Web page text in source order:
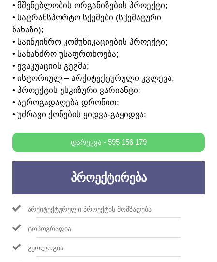
• ᲛᲨᲔᲜᲔᲑᲚᲝᲑᲘᲡ ᲝᲠᲒᲐᲜᲘᲖᲔᲑᲘᲡ ᲞᲠᲝᲔᲥᲢᲘ;
• ᲡᲐᲢᲠᲐᲜᲡᲞᲝᲠᲢᲝ ᲡᲥᲔᲛᲔᲑᲘ (ᲡᲥᲔᲛᲐᲢᲣᲠᲘ
ᲜᲐᲮᲐᲖᲘ);
• ᲡᲐᲘᲜᲟᲘᲜᲠᲝ ᲙᲝᲛᲣᲜᲘᲙᲐᲪᲘᲔᲑᲘᲡ ᲞᲠᲝᲔᲥᲢᲘ;
• ᲡᲐᲮᲐᲜᲫᲠᲝ ᲣᲡᲐᲤᲠᲗᲮᲝᲔᲑᲐ;
• ᲔᲕᲐᲙᲣᲐᲪᲘᲘᲡ ᲒᲔᲒᲛᲐ;
• ᲘᲡᲢᲝᲠᲘᲣᲚ – ᲐᲠᲥᲘᲢᲔᲥᲢᲣᲠᲣᲚᲘ ᲙᲕᲚᲔᲕᲐ;
• ᲞᲠᲝᲔᲥᲢᲘᲡ ᲔᲡᲙᲘᲖᲣᲠᲘ ᲕᲐᲠᲘᲐᲜᲢᲘ;
• ᲐᲔᲠᲝᲒᲐᲓᲐᲦᲔᲑᲐ ᲓᲠᲝᲜᲘᲗ;
• ᲣᲫᲠᲐᲕᲘ ᲥᲝᲜᲔᲑᲘᲡ ᲧᲘᲓᲕᲐ-ᲒᲐᲧᲘᲓᲕᲐ;
ᲓᲐᲠᲔᲙᲕᲐ - 595 156 179
ᲞᲠᲝᲔᲥᲢᲘᲠᲔᲑᲐ
ᲐᲠᲥᲘᲢᲔᲥᲢᲣᲠᲣᲚᲘ ᲞᲠᲝᲔᲥᲢᲘᲡ ᲛᲝᲛᲖᲐᲓᲔᲑᲐ
ᲢᲝᲞᲝᲒᲠᲐᲤᲘᲐ
ᲒᲔᲝᲚᲝᲒᲘᲐ